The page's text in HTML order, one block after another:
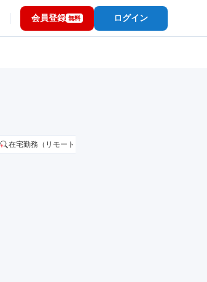
会員登録 無料 ログイン
在宅勤務（リモートワーク）OK